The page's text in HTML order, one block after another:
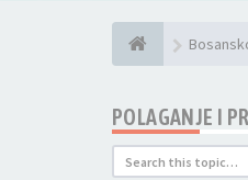
POLAGANJE I